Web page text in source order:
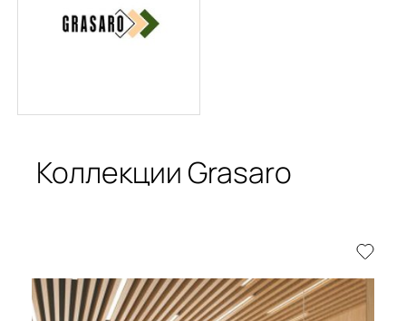
Коллекции Grasaro